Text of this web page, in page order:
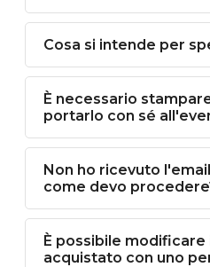
Cosa si intende per
È necessario
portarlo con sé
Non ho ricevuto
come devo
È possibile
acquistato con uno